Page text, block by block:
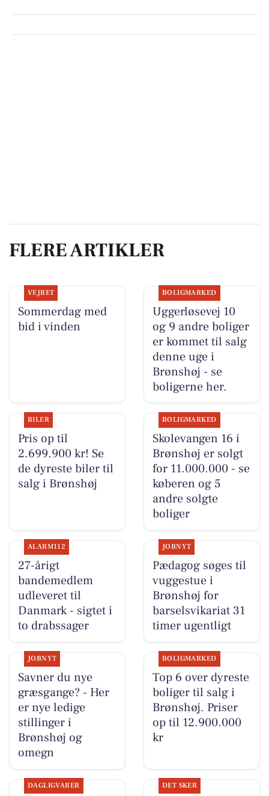
FLERE ARTIKLER
VEJRET
Sommerdag med
bid i vinden
BOLIGMARKED
Uggerløsevej 10
og 9 andre boliger
er kommet til salg
denne uge i
Brønshøj - se
boligerne her.
BILER
Pris op til
2.699.900 kr! Se
de dyreste biler til
salg i Brønshøj
BOLIGMARKED
Skolevangen 16 i
Brønshøj er solgt
for 11.000.000 - se
køberen og 5
andre solgte
boliger
ALARM112
27-årigt
bandemedlem
udleveret til
Danmark - sigtet i
to drabssager
JOBNYT
Pædagog søges til
vuggestue i
Brønshøj for
barselsvikariat 31
timer ugentligt
JOBNYT
Savner du nye
græsgange? - Her
er nye ledige
stillinger i
Brønshøj og
omegn
BOLIGMARKED
Top 6 over dyreste
boliger til salg i
Brønshøj. Priser
op til 12.900.000
kr
DAGLIGVARER DET SKER